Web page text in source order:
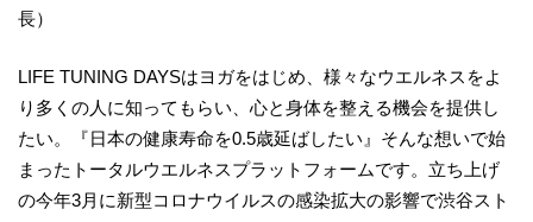
長）
LIFE TUNING DAYSはヨガをはじめ、様々なウエルネスをよ
り多くの人に知ってもらい、心と身体を整える機会を提供し
たい。『日本の健康寿命を0.5歳延ばしたい』そんな想いで始
まったトータルウエルネスプラットフォームです。立ち上げ
の今年3月に新型コロナウイルスの感染拡大の影響で渋谷スト